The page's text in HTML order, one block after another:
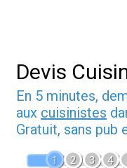
Devis
En 5 minutes,
aux cuisinistes
Gratuit, sans pub
1 2 3 4